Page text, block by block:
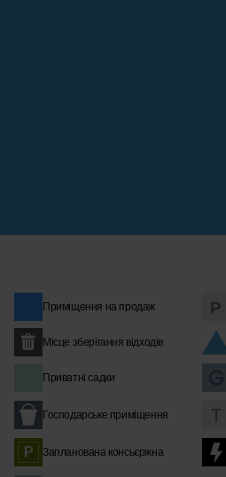
Приміщення на продаж
Місце зберігання відходів
Приватні садки
Господарське приміщення
Запланована консьєржна